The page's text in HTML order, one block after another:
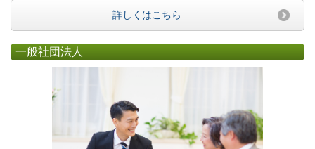
詳しくはこちら
一般社団法人